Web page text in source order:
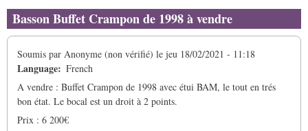
d'Ariane
Basson Buffet Crampon de 1998 à vendre
Soumis par Anonyme (non vérifié) le jeu 18/02/2021 - 11:18
Language
French
A vendre : Buffet Crampon de 1998 avec étui BAM, le tout en trés
bon état. Le bocal est un droit à 2 points.
Prix : 6 200€